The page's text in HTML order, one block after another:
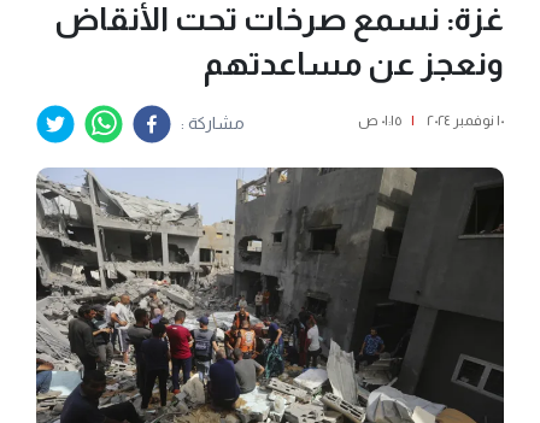
غزة: نسمع صرخات تحت الأنقاض
ونعجز عن مساعدتهم
١٠ نوفمبر ٢٠٢٤ | ٠١:١٥ ص مشاركة :